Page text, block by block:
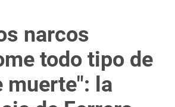
narcos
todo tipo de
muerte": la